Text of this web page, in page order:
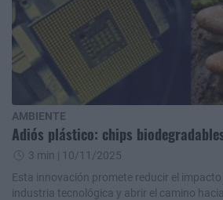
AMBIENTE
Adiós plástico: chips
3 min | 10/11/2025
Esta innovación promete reducir el
industria tecnológica y abrir el camino